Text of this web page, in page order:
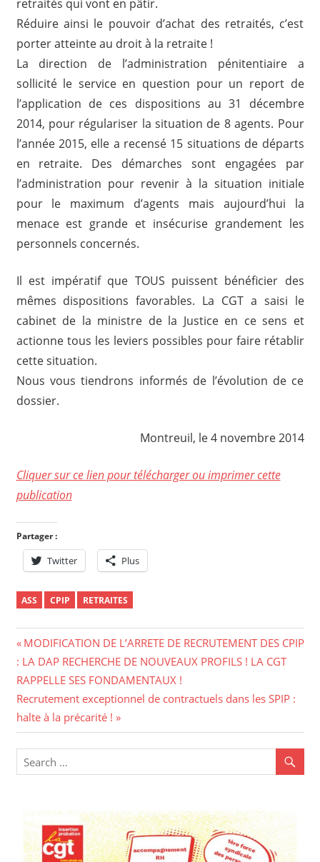
retraités qui vont en pâtir.
Réduire ainsi le pouvoir d’achat des retraités, c’est
porter atteinte au droit à la retraite !
La direction de l’administration pénitentiaire a
sollicité le service en question pour un report de
l’application de ces dispositions au 31 décembre
2014, pour régulariser la situation de 8 agents. Pour
l’année 2015, elle a recensé 15 situations de départs
en retraite. Des démarches sont engagées par
l’administration pour revenir à la situation initiale
pour le maximum d’agents mais aujourd’hui la
menace est grande et insécurise grandement les
personnels concernés.
Il est impératif que TOUS puissent bénéficier des
mêmes dispositions favorables. La CGT a saisi le
cabinet de la ministre de la Justice en ce sens et
actionne tous les leviers possibles pour faire rétablir
cette situation.
Nous vous tiendrons informés de l’évolution de ce
dossier.
Montreuil, le 4 novembre 2014
Cliquer sur ce lien pour télécharger ou imprimer cette
publication
Partager :
Twitter Plus
ASS CPIP RETRAITES
Navigation
de
l’article
Previous
Post:
MODIFICATION DE L’ARRETE DE RECRUTEMENT DES CPIP
: LA DAP RECHERCHE DE NOUVEAUX PROFILS ! LA CGT
RAPPELLE SES FONDAMENTAUX !
Next
Post:
Recrutement exceptionnel de contractuels dans les SPIP :
halte à la précarité !